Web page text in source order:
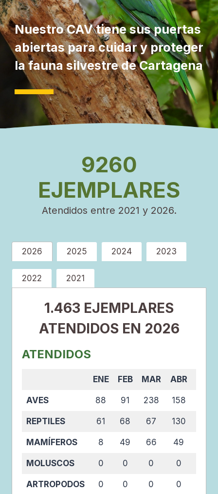
Nuestro CAV tiene sus puertas
abiertas para cuidar y proteger
la fauna silvestre de Cartagena
9260
EJEMPLARES
Atendidos entre 2021 y 2026.
2026 2025 2024 2023
2022 2021
1.463 EJEMPLARES
ATENDIDOS EN 2026
ATENDIDOS
ENE FEB MAR ABR
AVES 88 91 238 158
REPTILES 61 68 67 130
MAMÍFEROS 8 49 66 49
MOLUSCOS 0 0 0 0
ARTROPODOS 0 0 0 0